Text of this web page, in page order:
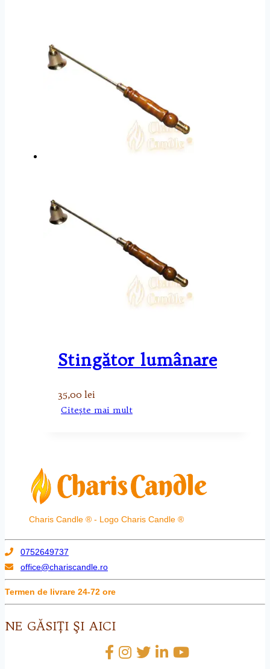
Stingător lumânare
35,00 lei
Citește mai mult
Charis Candle ® - Logo Charis Candle ®
0752649737
office@chariscandle.ro
Termen de livrare 24-72 ore
NE GĂSIŢI ŞI AICI